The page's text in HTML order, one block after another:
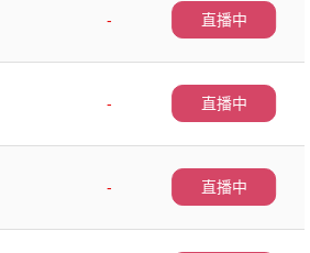
-
直播中
-
直播中
-
直播中